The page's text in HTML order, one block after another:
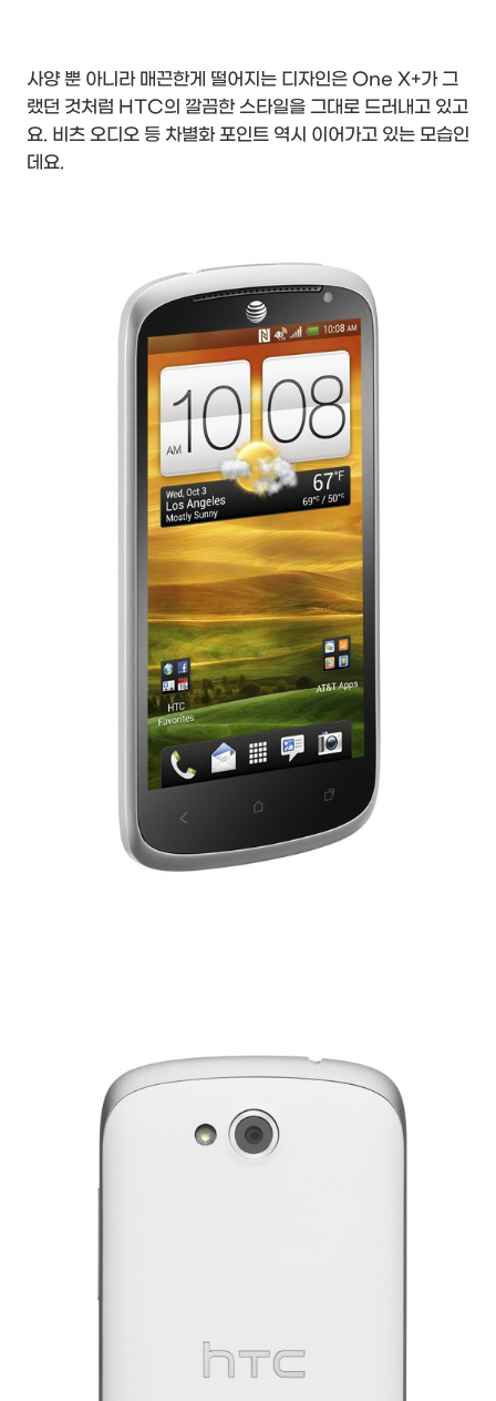
사양 뿐 아니라 매끈한게 떨어지는 디자인은 One X+가 그
랬던 것처럼 HTC의 깔끔한 스타일을 그대로 드러내고 있고
요. 비츠 오디오 등 차별화 포인트 역시 이어가고 있는 모습인
데요.